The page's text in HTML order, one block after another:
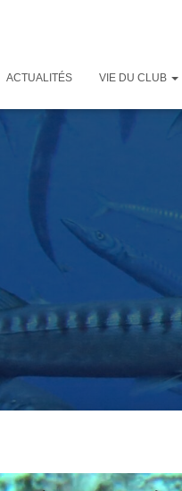
ACTUALITÉS VIE DU CLUB